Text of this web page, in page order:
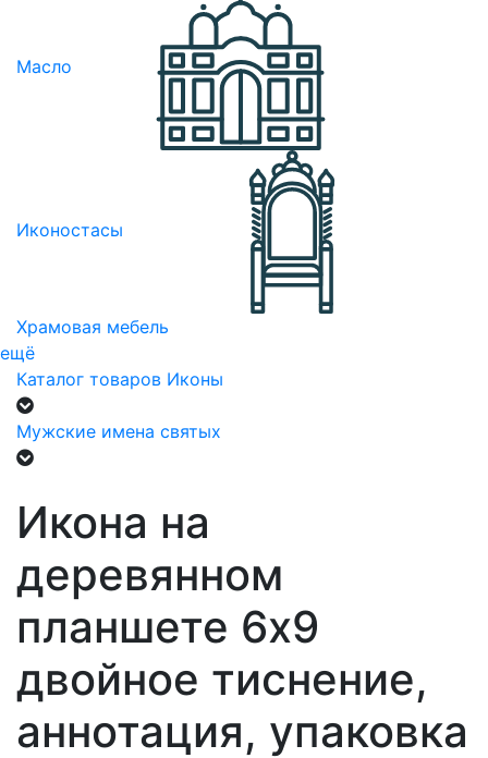
Масло
Иконостасы
Храмовая мебель
ещё
Каталог товаров Иконы
Мужские имена святых
Икона на
деревянном
планшете 6х9
двойное тиснение,
аннотация, упаковка